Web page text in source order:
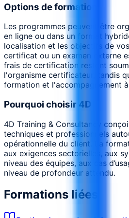
Options de formation
Les programmes peuvent être
en ligne ou dans un format
localisation et les objectifs de
certificat ou un examen externe
frais de certification restent
l'organisme certificateur, tandis
formation et l'accompagnement
Pourquoi choisir 4D
4D Training & Consultancy
techniques et professionnels
opérationnelle du client. La
aux exigences sectorielles, aux
niveau des équipes, aux cas
niveau de profondeur attendu.
Formations liées